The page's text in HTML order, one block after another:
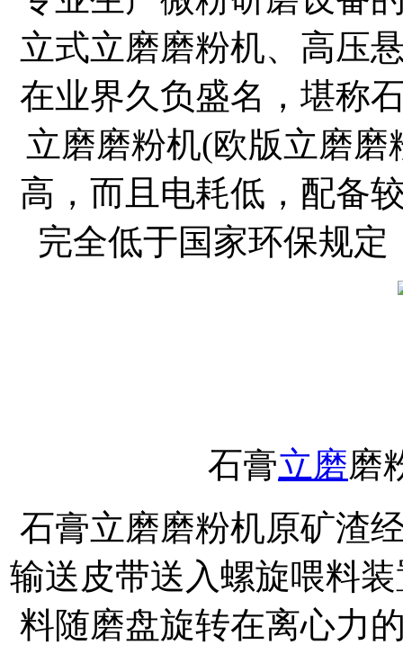
立式立磨磨粉机、高压
在业界久负盛名，堪称
立磨磨粉机(欧版立磨
高，而且电耗低，配备
完全低于国家环保规
石膏立磨磨
石膏立磨磨粉机原矿渣
输送皮带送入螺旋喂料
料随磨盘旋转在离心力